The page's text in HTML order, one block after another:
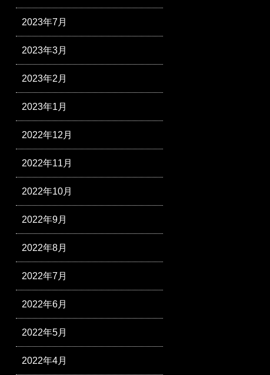
2023年7月
2023年3月
2023年2月
2023年1月
2022年12月
2022年11月
2022年10月
2022年9月
2022年8月
2022年7月
2022年6月
2022年5月
2022年4月